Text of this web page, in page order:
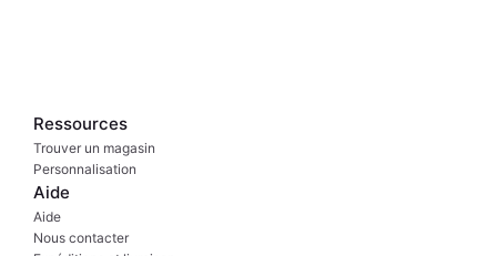
Ressources
Trouver un magasin
Personnalisation
Aide
Aide
Nous contacter